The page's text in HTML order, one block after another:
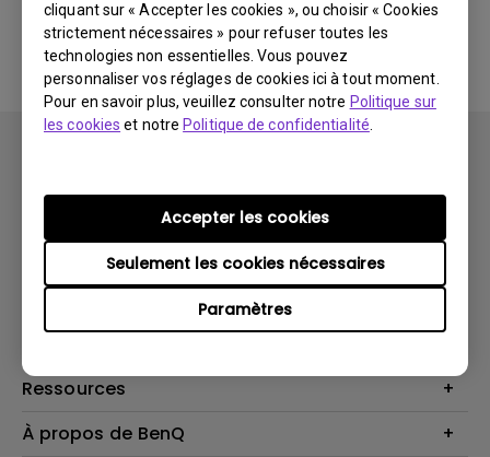
cliquant sur « Accepter les cookies », ou choisir « Cookies
strictement nécessaires » pour refuser toutes les
technologies non essentielles. Vous pouvez
personnaliser vos réglages de cookies ici à tout moment.
Pour en savoir plus, veuillez consulter notre Politique sur
les cookies et notre Politique de confidentialité
Paramètres
Seulement les cookies nécessaires
Accepter les cookies
Aucune FAQ associée
Vidéoprojecteurs
Haut-parleur
Solutions
Contactez-nous
Recycling
Ressources
Centre de connaissances
À propos de BenQ